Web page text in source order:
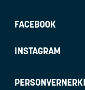
FACEBOOK
INSTAGRAM